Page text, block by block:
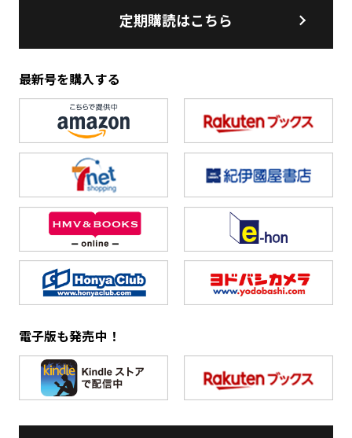
定期購読はこちら
最新号を購入する
電子版も発売中！